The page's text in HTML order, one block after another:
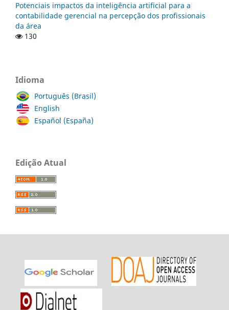
Potenciais impactos da inteligência artificial para a
contabilidade gerencial na percepção dos profissionais
da área
130
Idioma
Português (Brasil)
English
Español (España)
Edição Atual